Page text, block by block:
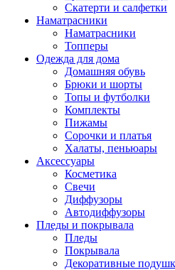
Скатерти и салфетки
Наматрасники
Наматрасники
Топперы
Одежда для дома
Домашняя обувь
Брюки и шорты
Топы и футболки
Комплекты
Пижамы
Сорочки и платья
Халаты, пеньюары
Аксессуары
Косметика
Свечи
Диффузоры
Автодиффузоры
Пледы и покрывала
Пледы
Покрывала
Декоративные